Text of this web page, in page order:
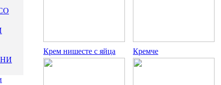
Крем нишесте с яйца Кремче